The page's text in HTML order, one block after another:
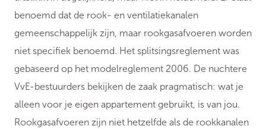
benoemd dat de rook- en ventilatiekanalen
gemeenschappelijk zijn, maar rookgasafvoeren worden
niet specifiek benoemd. Het splitsingsreglement was
gebaseerd op het modelreglement 2006. De nuchtere
VvE-bestuurders bekijken de zaak pragmatisch: wat je
alleen voor je eigen appartement gebruikt, is van jou.
Rookgasafvoeren zijn niet hetzelfde als de rookkanalen